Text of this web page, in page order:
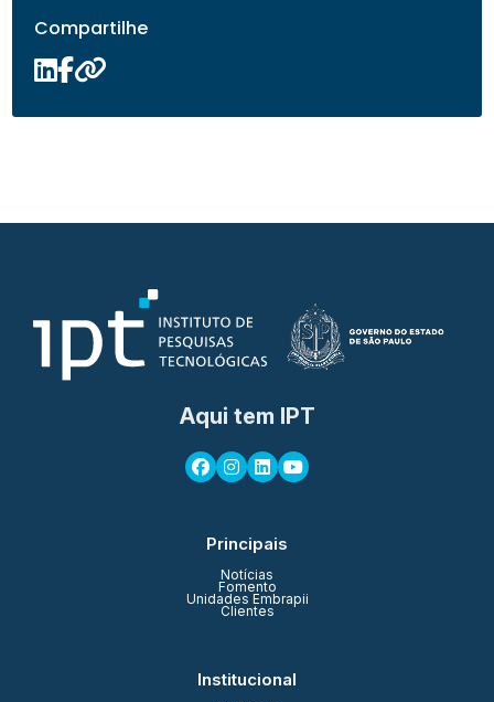
Compartilhe
Aqui tem IPT
Principais
Notícias
Fomento
Unidades Embrapii
Clientes
Institucional